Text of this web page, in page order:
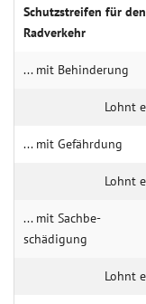
Schutz­streifen für den
Rad­verkehr
... mit Behin­derung
... mit Gefähr­dung
... mit Sachbe­
schädigung